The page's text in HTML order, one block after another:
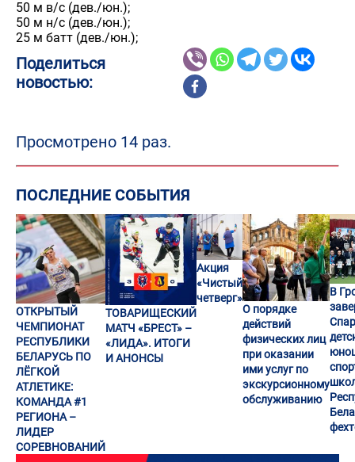
50 м в/с (дев./юн.);
50 м н/с (дев./юн.);
25 м батт (дев./юн.);
Поделиться
новостью:
Просмотрено 14 раз.
ПОСЛЕДНИЕ СОБЫТИЯ
ОТКРЫТЫЙ
ЧЕМПИОНАТ
РЕСПУБЛИКИ
БЕЛАРУСЬ ПО
ЛЁГКОЙ
АТЛЕТИКЕ:
КОМАНДА #1
РЕГИОНА –
ЛИДЕР
СОРЕВНОВАНИЙ
ТОВАРИЩЕСКИЙ
МАТЧ «БРЕСТ» –
«ЛИДА». ИТОГИ
И АНОНСЫ
Акция
«Чистый
четверг»
О порядке
действий
физических лиц
при оказании
ими услуг по
экскурсионному
обслуживанию
В